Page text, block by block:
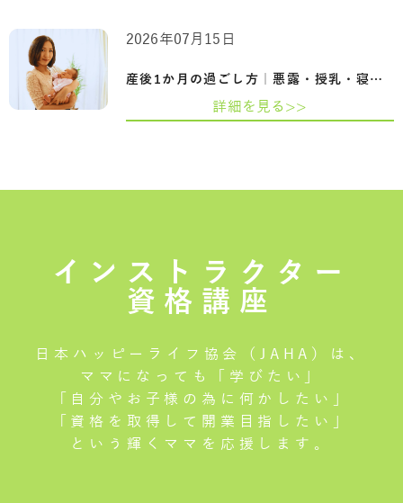
産後1か月の過ごし方｜悪露・授乳・寝不足…
2026年07月15日
詳細を見る>>
インストラクター
資格講座
日本ハッピーライフ協会（JAHA）は、
ママになっても「学びたい」
「自分やお子様の為に何かしたい」
「資格を取得して開業目指したい」
という輝くママを応援します。